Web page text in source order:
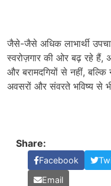
जैसे-जैसे अधिक लाभार्थी
स्वरोज़गार की ओर बढ़ रहे हैं,
और बरामदगियों से नहीं, बल्कि
अवसरों और संवरते भविष्य से भी
Share:
Facebook
Email